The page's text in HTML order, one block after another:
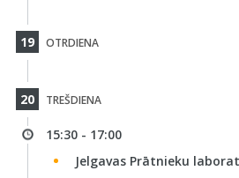
19 OTRDIENA
20 TREŠDIENA
15:30 - 17:00
Jelgavas Prātnieku